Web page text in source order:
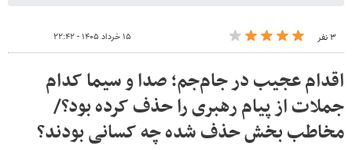
۳ نفر ۱۵ خرداد ۱۴۰۵ - ۲۲:۴۲
اقدام عجیب در جام‌جم؛ صدا و سیما کدام
جملات از پیام رهبری را حذف کرده بود؟/
مخاطب بخش حذف شده چه کسانی ‌بودند؟